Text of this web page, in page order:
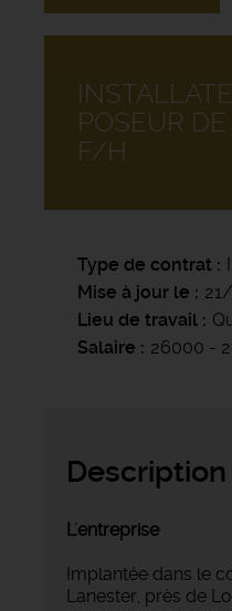
POSEUR
F/H
Type de contrat
Mise à jour le
Lieu de travail
Salaire
26000 -
L'entreprise
Implantée dans le
Lanester, près de